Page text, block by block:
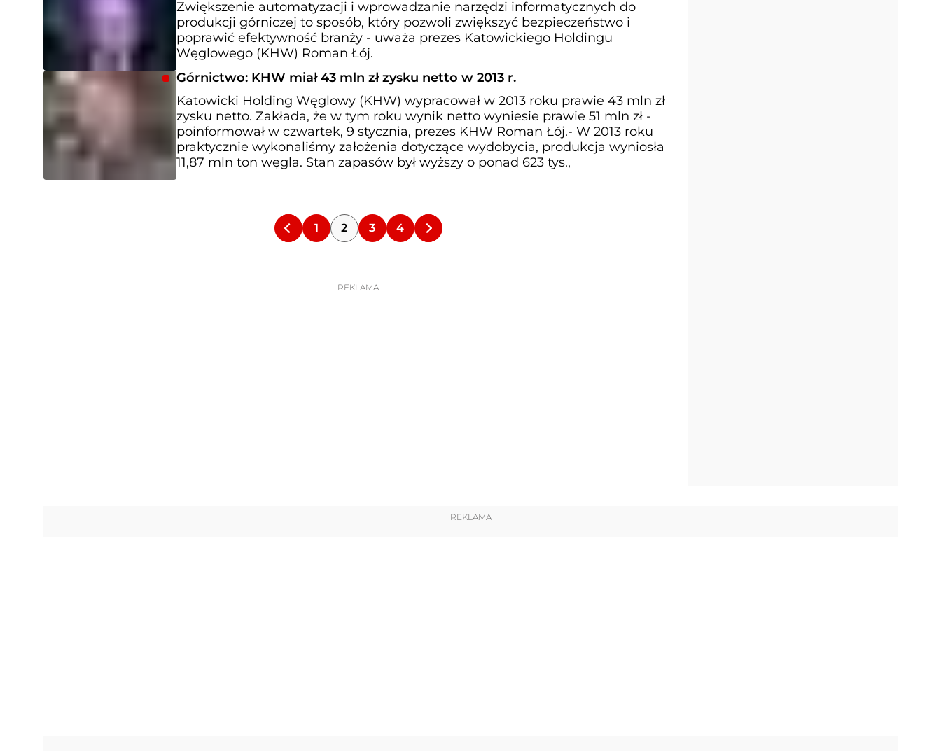
Zwiększenie automatyzacji i wprowadzanie narzędzi informatycznych do
produkcji górniczej to sposób, który pozwoli zwiększyć bezpieczeństwo i
poprawić efektywność branży - uważa prezes Katowickiego Holdingu
Węglowego (KHW) Roman Łój.
Górnictwo: KHW miał 43 mln zł zysku netto w 2013 r.
Katowicki Holding Węglowy (KHW) wypracował w 2013 roku prawie 43 mln zł
zysku netto. Zakłada, że w tym roku wynik netto wyniesie prawie 51 mln zł -
poinformował w czwartek, 9 stycznia, prezes KHW Roman Łój.- W 2013 roku
praktycznie wykonaliśmy założenia dotyczące wydobycia, produkcja wyniosła
11,87 mln ton węgla. Stan zapasów był wyższy o ponad 623 tys.,
1 2 3 4
REKLAMA
REKLAMA